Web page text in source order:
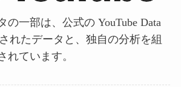
の一部は、公式の YouTube Data
れたデータと、独自の分析を組
れています。